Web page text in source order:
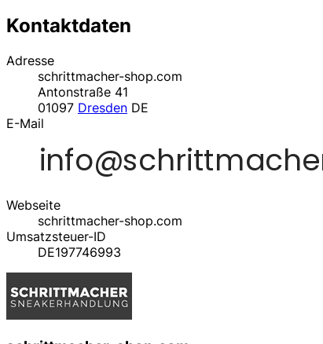
Kontaktdaten
Adresse
schrittmacher-shop.com
Antonstraße 41
01097 Dresden DE
E-Mail
Webseite
schrittmacher-shop.com
Umsatzsteuer-ID
DE197746993